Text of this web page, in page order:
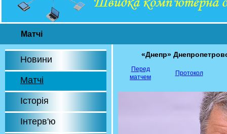
Матчі
Новини
Матчі
Історія
Інтерв'ю
«Днепр»
Перед
матчем
Протокол